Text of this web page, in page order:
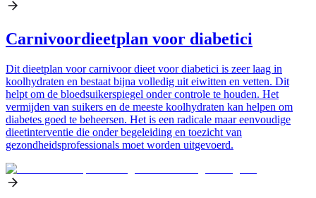
Carnivoordieetplan voor diabetici
Dit dieetplan voor carnivoor dieet voor diabetici is zeer laag in
koolhydraten en bestaat bijna volledig uit eiwitten en vetten. Dit
helpt om de bloedsuikerspiegel onder controle te houden. Het
vermijden van suikers en de meeste koolhydraten kan helpen om
diabetes goed te beheersen. Het is een radicale maar eenvoudige
dieetinterventie die onder begeleiding en toezicht van
gezondheidsprofessionals moet worden uitgevoerd.